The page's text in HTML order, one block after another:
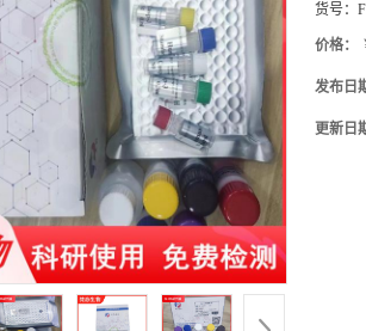
货号：
价格：
发布日
更新日